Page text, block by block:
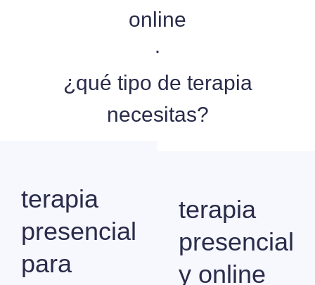
online
·
¿qué tipo de terapia
necesitas?
terapia
presencial
para
terapia
presencial
y online